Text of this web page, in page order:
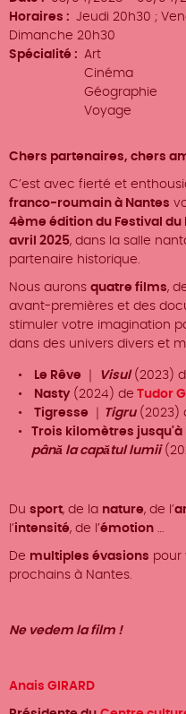
Horaires
Jeudi 20h30 ;
Dimanche 20h30
Spécialité
Art
Cinéma
Géographie
Voyage
Chers partenaires, chers
C’est avec fierté et
franco-roumain à Nantes
4ème édition du Festival du
avril 2025, dans la salle
partenaire historique.
Nous aurons quatre films,
avant-premières et des
stimuler votre imagination
dans des univers divers et
Le Rêve Visul(2023)
Nasty (2024) de Tudor
Tigresse
Tigru(2023)
Trois kilomètres jusqu'à
până la capătul lumii
Du sport, de la nature, de l’
l’intensité, de l’émotion …
De multiples évasions pour
prochains à Nantes.
Ne vedem la film !
Anais GIRARD